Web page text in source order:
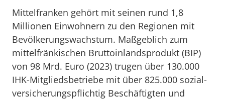
Mittelfranken gehört mit seinen rund 1,8
Millionen Einwohnern zu den Regionen mit
Bevölkerungswachstum. Maßgeblich zum
mittelfränkischen Bruttoinlandsprodukt (BIP)
von 98 Mrd. Euro (2023) trugen über 130.000
IHK-Mitgliedsbetriebe mit über 825.000 sozial­
versicherungs­pflichtig Beschäftigten und